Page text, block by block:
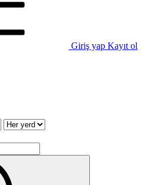
Giriş yap Kayıt ol